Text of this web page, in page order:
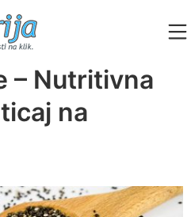
– Nutritivna
na